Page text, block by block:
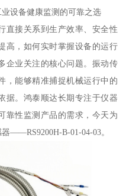
业设备健康监测的可靠之选
直接关系到生产效率、安全性
高，如何实时掌握设备的运行
企业关注的核心问题。振动传
，能够精准捕捉机械运行中的
据。鸿泰顺达长期专注于仪器
靠性监测产品的需求，今天为
——RS9200H-B-01-04-03。